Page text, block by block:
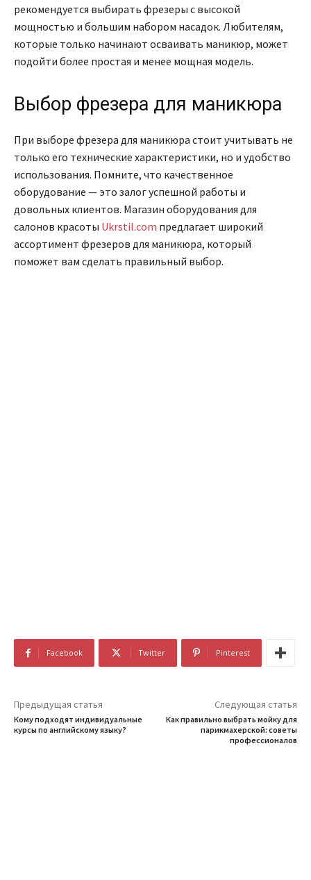
рекомендуется выбирать фрезеры с высокой
мощностью и большим набором насадок. Любителям,
которые только начинают осваивать маникюр, может
подойти более простая и менее мощная модель.
Выбор фрезера для маникюра
При выборе фрезера для маникюра стоит учитывать не
только его технические характеристики, но и удобство
использования. Помните, что качественное
оборудование — это залог успешной работы и
довольных клиентов. Магазин оборудования для
салонов красоты Ukrstil.com предлагает широкий
ассортимент фрезеров для маникюра, который
поможет вам сделать правильный выбор.
Facebook Twitter Pinterest
Предыдущая статья
Кому подходят индивидуальные
курсы по английскому языку?
Следующая статья
Как правильно выбрать мойку для
парикмахерской: советы
профессионалов